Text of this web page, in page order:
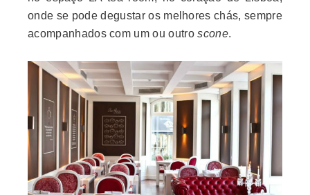
onde se pode degustar os melhores chás, sempre
acompanhados com um ou outroscone.